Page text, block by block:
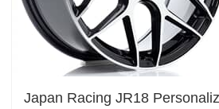
Japan Racing JR18